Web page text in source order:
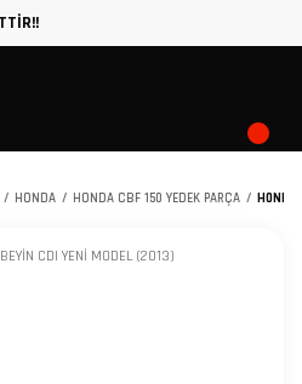
HONDA HONDA CBF 150 YEDEK PARÇA HONDA